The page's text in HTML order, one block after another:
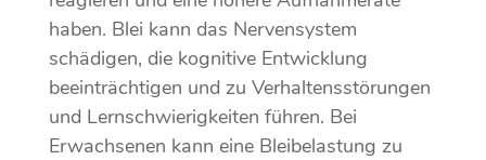
haben. Blei kann das Nervensystem
schädigen, die kognitive Entwicklung
beeinträchtigen und zu Verhaltensstörungen
und Lernschwierigkeiten führen. Bei
Erwachsenen kann eine Bleibelastung zu